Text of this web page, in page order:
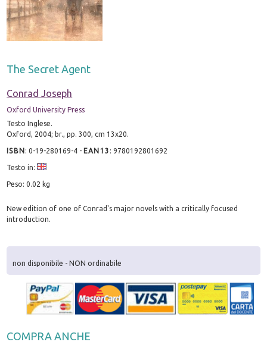
The Secret Agent
Conrad Joseph
Oxford University Press
Testo Inglese.
Oxford, 2004; br., pp. 300, cm 13x20.
ISBN:0-19-280169-4 - EAN13 :9780192801692
Testo in:
Peso: 0.02 kg
New edition of one of Conrad's major novels with a critically focused
introduction.
non disponibile - NON ordinabile
COMPRA ANCHE